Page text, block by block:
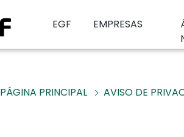
EGF EMPRESAS
PÁGINA PRINCIPAL AVISO DE